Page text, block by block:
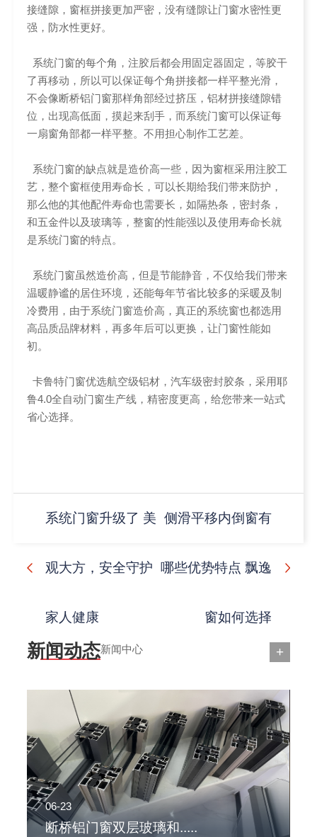
接缝隙，窗框拼接更加严密，没有缝隙让门窗水密性更
强，防水性更好。
系统门窗的每个角，注胶后都会用固定器固定，等胶干
了再移动，所以可以保证每个角拼接都一样平整光滑，
不会像断桥铝门窗那样角部经过挤压，铝材拼接缝隙错
位，出现高低面，摸起来刮手，而系统门窗可以保证每
一扇窗角部都一样平整。不用担心制作工艺差。
系统门窗的缺点就是造价高一些，因为窗框采用注胶工
艺，整个窗框使用寿命长，可以长期给我们带来防护，
那么他的其他配件寿命也需要长，如隔热条，密封条，
和五金件以及玻璃等，整窗的性能强以及使用寿命长就
是系统门窗的特点。
系统门窗虽然造价高，但是节能静音，不仅给我们带来
温暖静谧的居住环境，还能每年节省比较多的采暖及制
冷费用，由于系统门窗造价高，真正的系统窗也都选用
高品质品牌材料，再多年后可以更换，让门窗性能如
初。
卡鲁特门窗优选航空级铝材，汽车级密封胶条，采用耶
鲁4.0全自动门窗生产线，精密度更高，给您带来一站式
省心选择。
系统门窗升级了 美
观大方，安全守护
家人健康
侧滑平移内倒窗有
哪些优势特点 飘逸
窗如何选择
新闻动态 +
新闻中心
06-23
断桥铝门窗双层玻璃和.....